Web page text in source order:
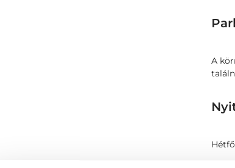
A